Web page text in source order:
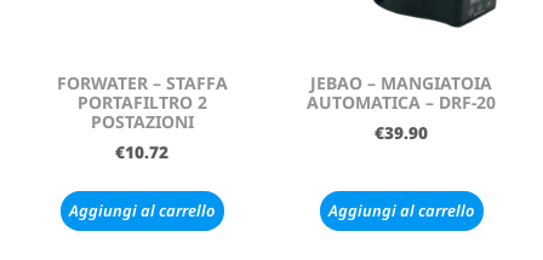
FORWATER – STAFFA
PORTAFILTRO 2
POSTAZIONI
€10.72
Aggiungi al carrello
JEBAO – MANGIATOIA
AUTOMATICA – DRF-20
€39.90
Aggiungi al carrello